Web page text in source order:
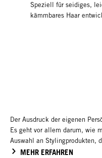
Speziell für seidiges,
kämmbares Haar
definiert, belebt und
auffrischt.
NEU
Der Ausdruck der eigenen
Es geht vor allem darum, wie
Auswahl an Stylingprodukten,
MEHR ERFAHREN